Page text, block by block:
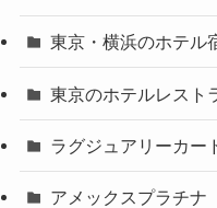
東京・横浜のホテル
東京のホテルレスト
ラグジュアリーカー
アメックスプラチナ